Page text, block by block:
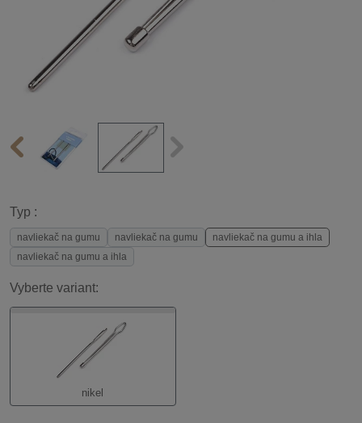
Typ :
navliekač na gumu navliekač na gumu
navliekač na gumu a ihla
navliekač na gumu a ihla
Vyberte variant:
nikel